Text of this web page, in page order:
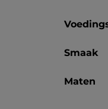
Smaak
Maten